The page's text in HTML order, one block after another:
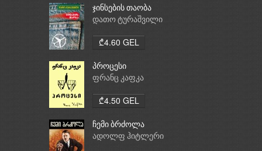
ჯინსების თაობა
დათო ტურაშვილი
₾4.60 GEL
პროცესი
ფრანც კაფკა
₾4.50 GEL
ჩემი ბრძოლა
ადოლფ ჰიტლერი